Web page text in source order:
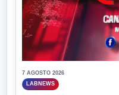
7 AGOSTO 2026
LABNEWS